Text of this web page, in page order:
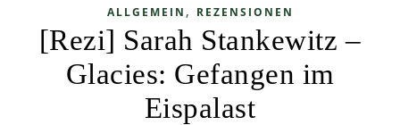
ALLGEMEIN , REZENSIONEN
[Rezi] Sarah Stankewitz –
Glacies: Gefangen im
Eispalast